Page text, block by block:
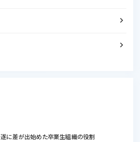
keyboard_arrow_right
keyboard_arrow_right
遂に差が出始めた卒業生組織の役割